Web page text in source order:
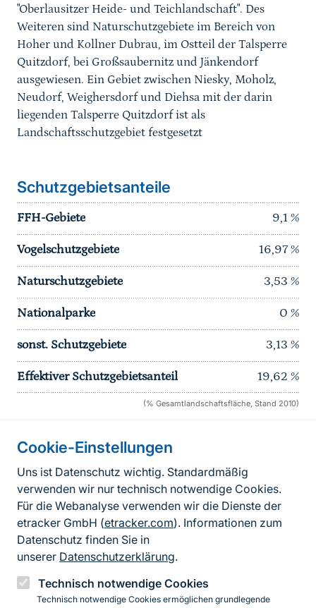
Cookie-Einstellungen
Uns ist Datenschutz wichtig. Standardmäßig
verwenden wir nur technisch notwendige Cookies.
Für die Webanalyse verwenden wir die Dienste der
etracker GmbH (etracker.com). Informationen zum
Datenschutz finden Sie in
unserer Datenschutzerklärung.
Technisch notwendige Cookies
Technisch notwendige Cookies ermöglichen grundlegende
"Oberlausitzer Heide- und Teichlandschaft". Des
Weiteren sind Naturschutzgebiete im Bereich von
Hoher und Kollner Dubrau, im Ostteil der Talsperre
Quitzdorf, bei Großsaubernitz und Jänkendorf
ausgewiesen. Ein Gebiet zwischen Niesky, Moholz,
Neudorf, Weighersdorf und Diehsa mit der darin
liegenden Talsperre Quitzdorf ist als
Landschaftsschutzgebiet festgesetzt
Schutzgebietsanteile
FFH-Gebiete 9,1 %
Vogelschutzgebiete 16,97 %
Naturschutzgebiete 3,53 %
Nationalparke 0 %
sonst. Schutzgebiete 3,13 %
Effektiver Schutzgebietsanteil 19,62 %
(% Gesamtlandschaftsfläche, Stand 2010)
Informationen zur Seite
FußzeileKontakt zum BfN
Kontaktformular
Erklärung zur Barrierefreiheit
Impressum